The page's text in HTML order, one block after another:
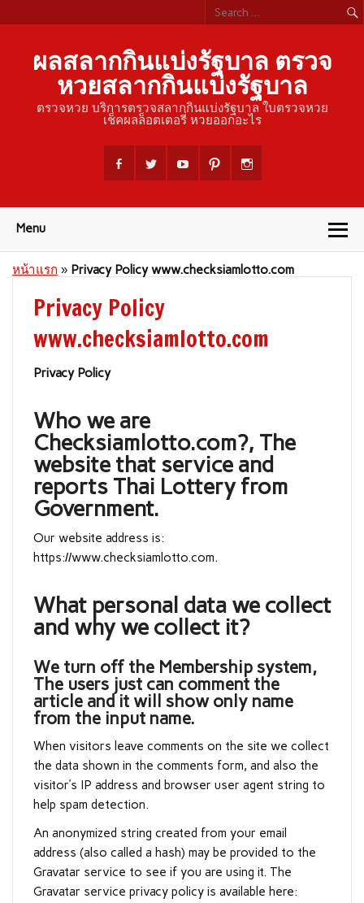
ผลสลากกินแบ่งรัฐบาล ตรวจ
หวยสลากกินแบ่งรัฐบาล
ตรวจหวย บริการตรวจสลากกินแบ่งรัฐบาล ใบตรวจหวย
เช็คผลล็อตเตอรี่ หวยออกอะไร
Menu
หน้าแรก » Privacy Policy www.checksiamlotto.com
Privacy Policy
www.checksiamlotto.com
Privacy Policy
Who we are
Checksiamlotto.com?, The
website that service and
reports Thai Lottery from
Government.
Our website address is:
https://www.checksiamlotto.com.
What personal data we collect
and why we collect it?
We turn off the Membership system,
The users just can comment the
article and it will show only name
from the input name.
When visitors leave comments on the site we collect
the data shown in the comments form, and also the
visitor’s IP address and browser user agent string to
help spam detection.
An anonymized string created from your email
address (also called a hash) may be provided to the
Gravatar service to see if you are using it. The
Gravatar service privacy policy is available here: